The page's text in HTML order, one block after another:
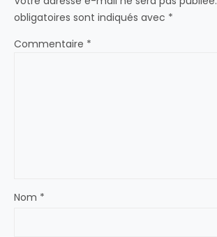
obligatoires sont indiqués avec *
Commentaire *
Nom *